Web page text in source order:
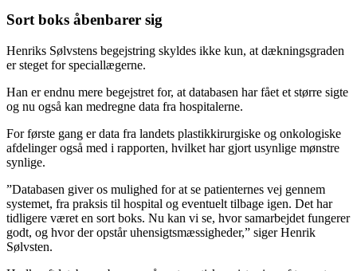
Sort boks åbenbarer sig
Henriks Sølvstens begejstring skyldes ikke kun, at dækningsgraden
er steget for speciallægerne.
Han er endnu mere begejstret for, at databasen har fået et større sigte
og nu også kan medregne data fra hospitalerne.
For første gang er data fra landets plastikkirurgiske og onkologiske
afdelinger også med i rapporten, hvilket har gjort usynlige mønstre
synlige.
”Databasen giver os mulighed for at se patienternes vej gennem
systemet, fra praksis til hospital og eventuelt tilbage igen. Det har
tidligere været en sort boks. Nu kan vi se, hvor samarbejdet fungerer
godt, og hvor der opstår uhensigtsmæssigheder,” siger Henrik
Sølvsten.